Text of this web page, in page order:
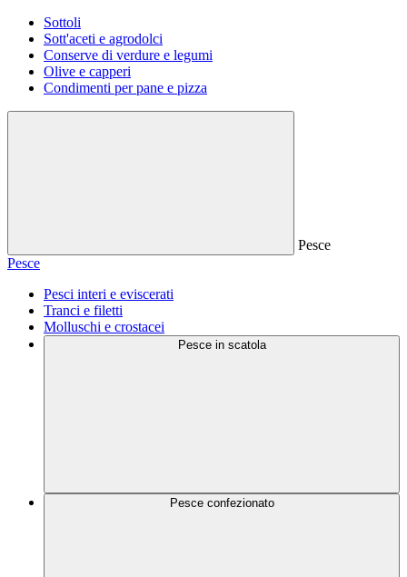
Sottoli
Sott'aceti e agrodolci
Conserve di verdure e legumi
Olive e capperi
Condimenti per pane e pizza
Pesce
Pesce
Pesci interi e eviscerati
Tranci e filetti
Molluschi e crostacei
Pesce in scatola
Pesce confezionato